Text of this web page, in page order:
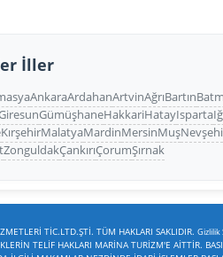
İller
AnkaraArdahanArtvinAğrıBartın
GümüşhaneHakkariHatayIsparta
KırşehirMalatyaMardinMersinMuş
ZonguldakÇankırıÇorumŞırnak
TİC.LTD.ŞTİ. TÜM HAKLARI SAKLIDIR. Gizlilik
TELİF HAKLARI MARİNA TURİZM'E AİTTİR.